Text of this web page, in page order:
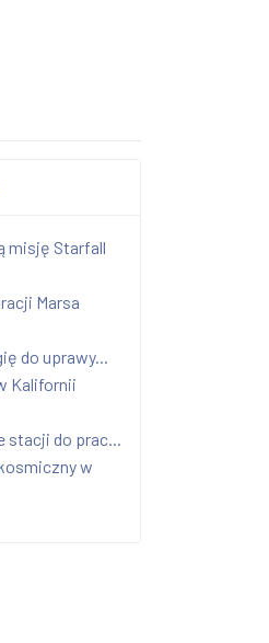
misję Starfall
Marsa
do uprawy...
Kalifornii
stacji do prac...
w